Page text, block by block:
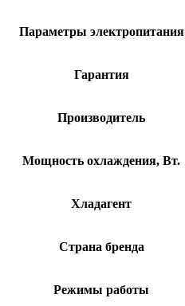
Параметры электропитания
Гарантия
Производитель
Мощность охлаждения, Вт.
Хладагент
Страна бренда
Режимы работы